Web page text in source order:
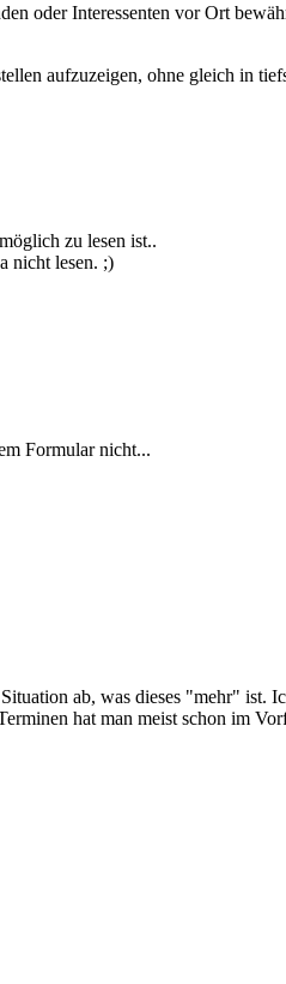
oder Interessenten vor Ort
aufzuzeigen, ohne gleich in
zu lesen ist..
nicht lesen. ;)
Formular nicht...
ab, was dieses "mehr"
hat man meist schon im